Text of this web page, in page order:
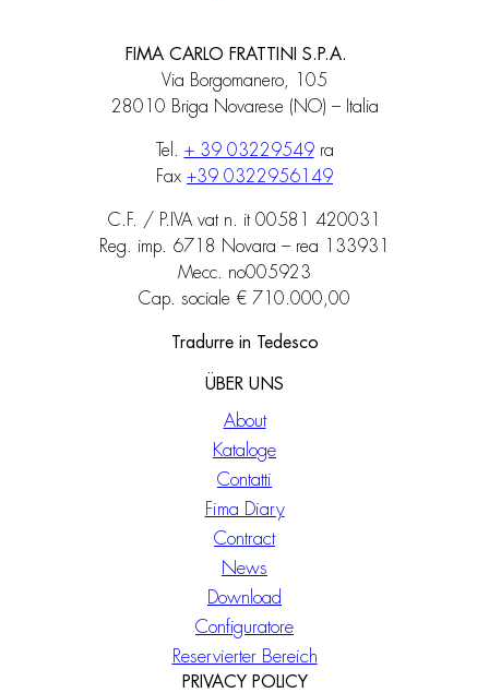
FIMA CARLO FRATTINI S.P.A.
Via Borgomanero, 105
28010 Briga Novarese (NO) – Italia
Tel. + 39 03229549ra
Fax +39 0322956149
C.F. / P.IVA vat n. it 00581 420031
Reg. imp. 6718 Novara – rea 133931
Mecc. no005923
Cap. sociale € 710.000,00
Tradurre in Tedesco
ÜBER UNS
About
Kataloge
Contatti
Fima Diary
Contract
News
Download
Configuratore
Reservierter Bereich
PRIVACY POLICY